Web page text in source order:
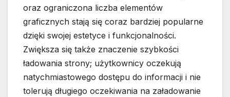
oraz ograniczona liczba elementów
graficznych stają się coraz bardziej popularne
dzięki swojej estetyce i funkcjonalności.
Zwiększa się także znaczenie szybkości
ładowania strony; użytkownicy oczekują
natychmiastowego dostępu do informacji i nie
tolerują długiego oczekiwania na załadowanie